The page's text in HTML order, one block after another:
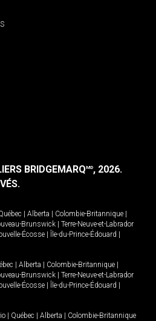
BRIDGEMARQMD, 2026.
Alberta Colombie-Britannique
Brunswick
Terre-Neuve-et-Labrador
Écosse Île-du-Prince-Édouard
Alberta Colombie-Britannique
Brunswick
Terre-Neuve-et-Labrador
Écosse Île-du-Prince-Édouard
Québec Alberta
Colombie-Britannique